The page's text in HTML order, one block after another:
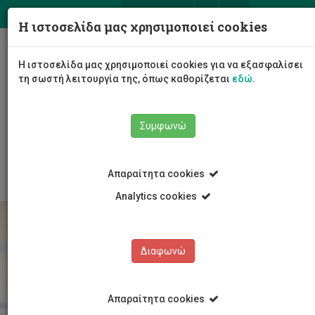
Διοίκηση
Διοικητικές Υπηρεσίες
Η ιστοσελίδα μας χρησιμοποιεί cookies
Η ιστοσελίδα μας χρησιμοποιεί cookies για να εξασφαλίσει
τη σωστή λειτουργία της, όπως καθορίζεται εδώ.
Συμφωνώ
Απαραίτητα cookies
Analytics cookies
Διαφωνώ
Απαραίτητα cookies